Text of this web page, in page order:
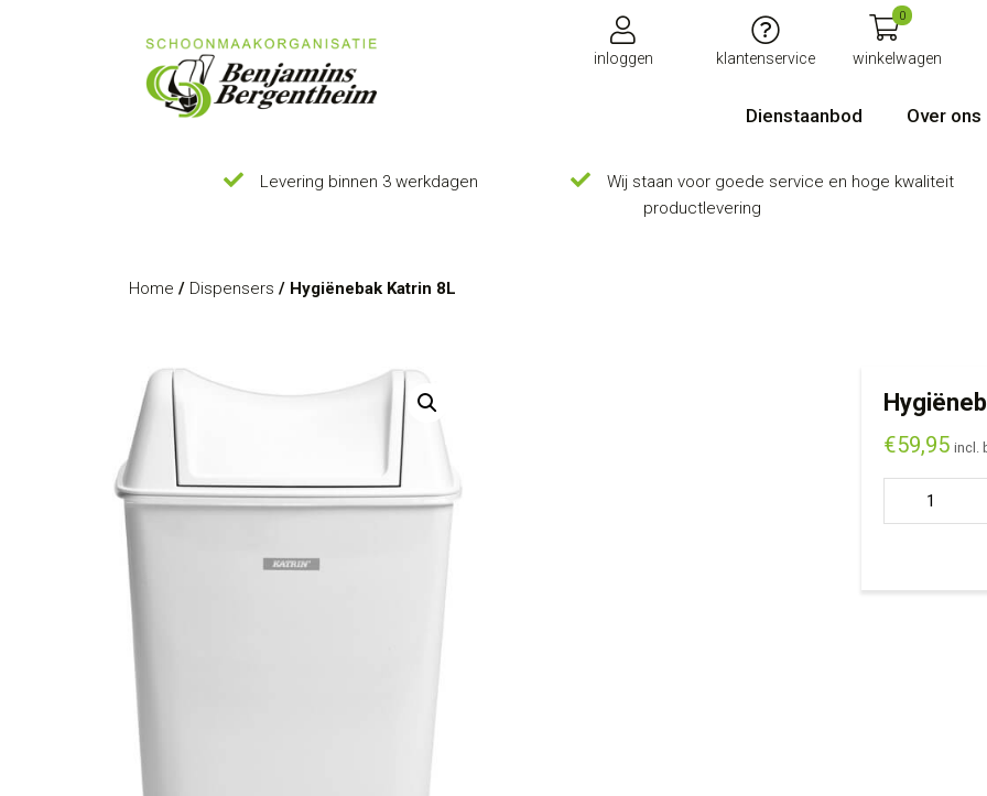
inloggen klantenservice
0
winkelwagen
Dienstaanbod Over ons
Levering binnen 3 werkdagen
Wij staan voor goede service en hoge kwaliteit
productlevering
Home / Dispensers / Hygiënebak Katrin 8L
€59,95 incl.